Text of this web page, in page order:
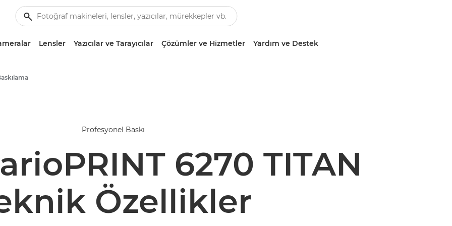
Lensler Yazıcılar ve Tarayıcılar Çözümler ve Hizmetler Yardım ve Destek
Profesyonel Baskı
6270 TITAN
Özellikler